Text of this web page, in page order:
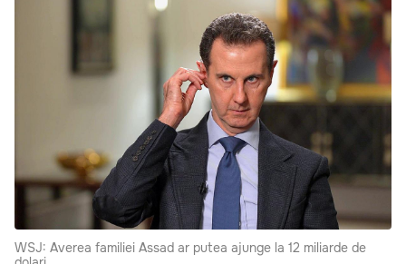
WSJ: Averea familiei Assad ar putea ajunge la 12 miliarde de